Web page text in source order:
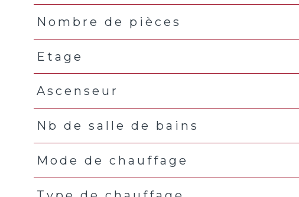
Nombre de pièces
Etage
Ascenseur
Nb de salle de bains
Mode de chauffage